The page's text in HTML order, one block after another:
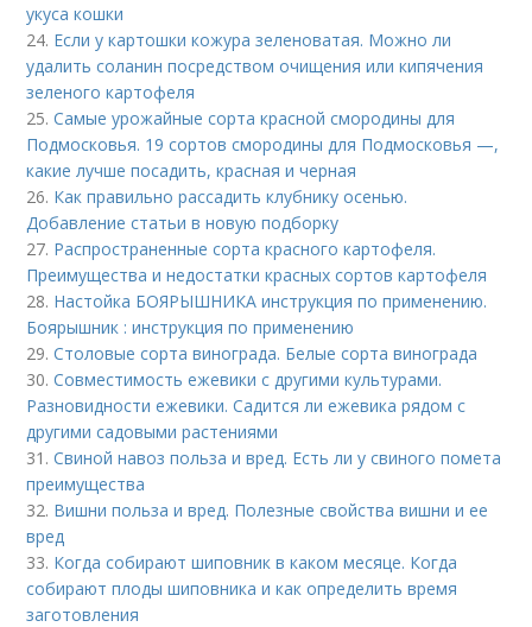
укуса кошки
24. Если у картошки кожура зеленоватая. Можно ли
удалить соланин посредством очищения или кипячения
зеленого картофеля
25.Самые урожайные сорта красной смородины для
Подмосковья. 19 сортов смородины для Подмосковья —,
какие лучше посадить, красная и черная
26. Как правильно рассадить клубнику осенью.
Добавление статьи в новую подборку
27. Распространенные сорта красного картофеля.
Преимущества и недостатки красных сортов картофеля
28. Настойка БОЯРЫШНИКА инструкция по применению.
Боярышник : инструкция по применению
29.Столовые сорта винограда. Белые сорта винограда
30.Совместимость ежевики с другими культурами.
Разновидности ежевики. Садится ли ежевика рядом с
другими садовыми растениями
31.Свиной навоз польза и вред. Есть ли у свиного помета
преимущества
32. Вишни польза и вред. Полезные свойства вишни и ее
вред
33. Когда собирают шиповник в каком месяце. Когда
собирают плоды шиповника и как определить время
заготовления